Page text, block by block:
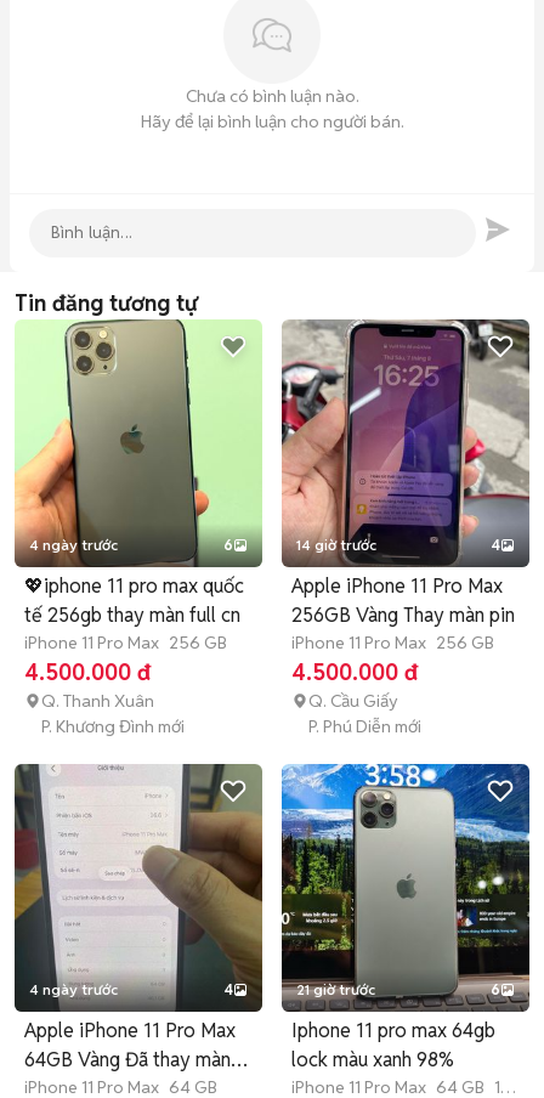
Chưa có bình luận nào.
Hãy để lại bình luận cho người bán.
Tin đăng tương tự
4 ngày trước 6
💖iphone 11 pro max quốc
tế 256gb thay màn full cn
iPhone 11 Pro Max 256 GB
4.500.000 đ
Q. Thanh Xuân
P. Khương Đình mới
14 giờ trước 4
Apple iPhone 11 Pro Max
256GB Vàng Thay màn pin
iPhone 11 Pro Max 256 GB
4.500.000 đ
Q. Cầu Giấy
P. Phú Diễn mới
4 ngày trước 4
Apple iPhone 11 Pro Max
64GB Vàng Đã thay màn,
pin
iPhone 11 Pro Max 64 GB
21 giờ trước 6
Iphone 11 pro max 64gb
lock màu xanh 98%
iPhone 11 Pro Max 64 GB 1